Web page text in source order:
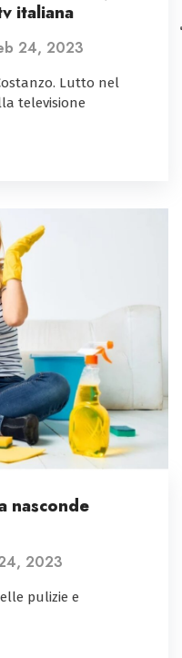
italiana
24, 2023
Lutto nel
televisione
nasconde
2023
pulizie e